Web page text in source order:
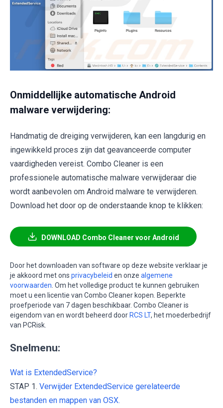
Onmiddellijke automatische Android
malware verwijdering:
Handmatig de dreiging verwijderen, kan een langdurig en
ingewikkeld proces zijn dat geavanceerde computer
vaardigheden vereist. Combo Cleaner is een
professionele automatische malware verwijderaar die
wordt aanbevolen om Android malware te verwijderen.
Download het door op de onderstaande knop te klikken:
DOWNLOAD Combo Cleaner voor Android
Door het downloaden van software op deze website verklaar je
je akkoord met ons privacybeleid en onze algemene
voorwaarden . Om het volledige product te kunnen gebruiken
moet u een licentie van Combo Cleaner kopen. Beperkte
proefperiode van 7 dagen beschikbaar. Combo Cleaner is
eigendom van en wordt beheerd door RCS LT, het moederbedrijf
van PCRisk.
Snelmenu:
Wat is ExtendedService?
STAP 1. Verwijder ExtendedService gerelateerde
bestanden en mappen van OSX.